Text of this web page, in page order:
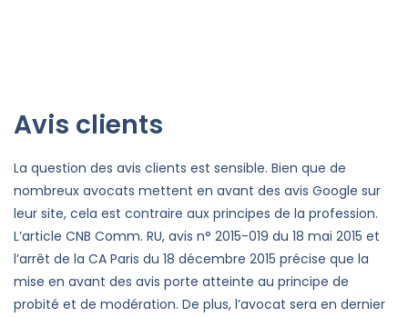
Avis clients
La question des avis clients est sensible. Bien que de
nombreux avocats mettent en avant des avis Google sur
leur site, cela est contraire aux principes de la profession.
L’article CNB Comm. RU, avis n° 2015-019 du 18 mai 2015 et
l’arrêt de la CA Paris du 18 décembre 2015 précise que la
mise en avant des avis porte atteinte au principe de
probité et de modération. De plus, l’avocat sera en dernier